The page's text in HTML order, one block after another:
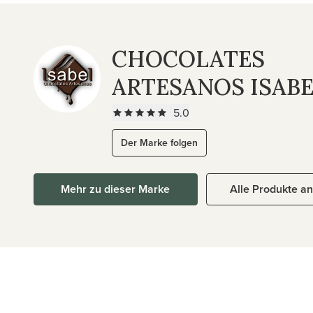
CHOCOLATES
ARTESANOS
5.0
Der Marke folgen
Mehr zu dieser Marke Alle Produkte